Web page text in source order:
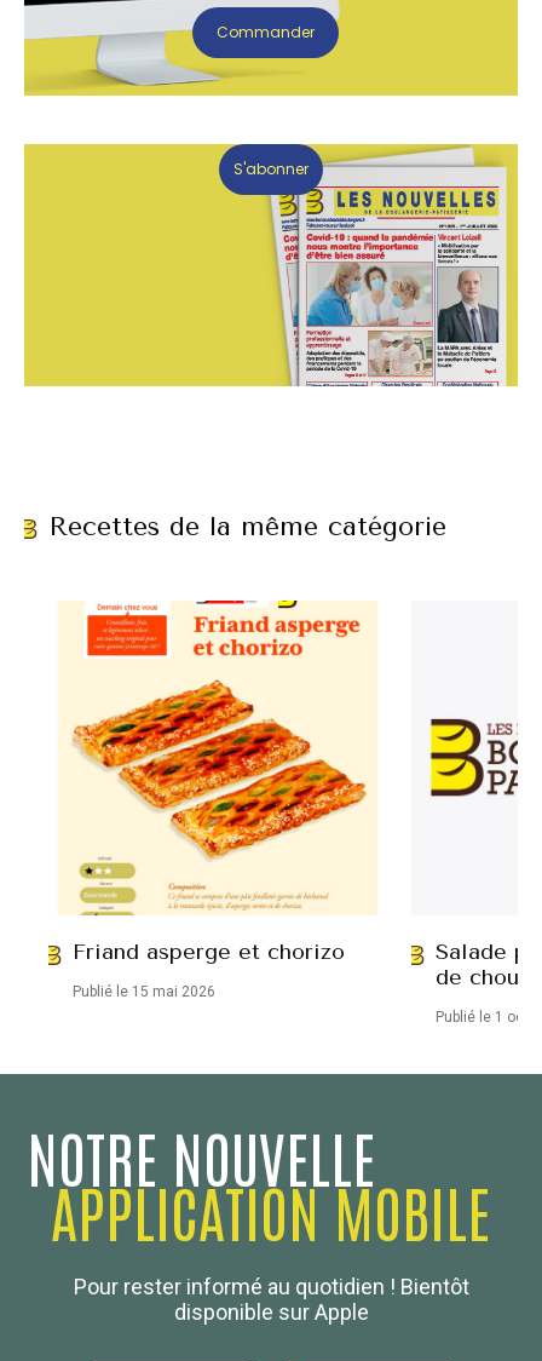
Commander
S'abonner
Recettes de la même catégorie
Friand asperge et chorizo
Publié le 15 mai 2026
Salade
de chou-
Publié le 1
NOTRE NOUVELLE
APPLICATION MOBILE
Pour rester informé au quotidien ! Bientôt
disponible sur Apple
Boulanger de France